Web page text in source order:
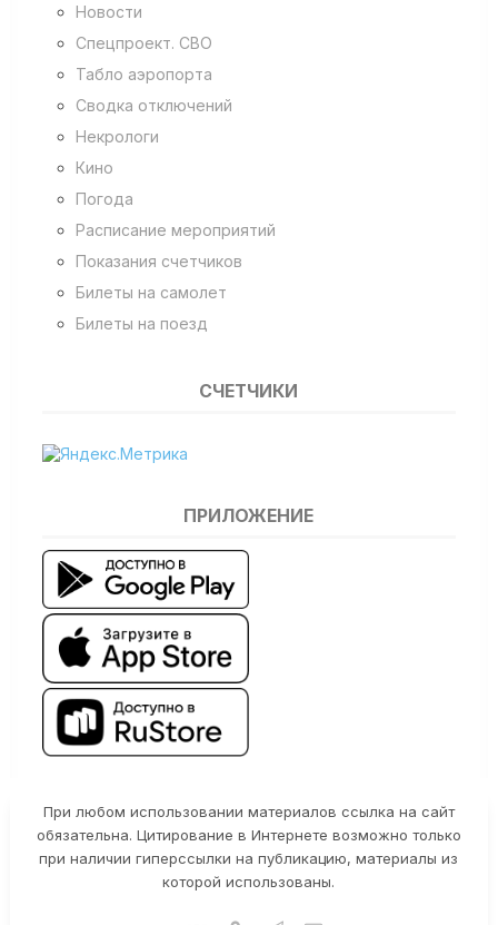
Новости
Спецпроект. СВО
Табло аэропорта
Сводка отключений
Некрологи
Кино
Погода
Расписание мероприятий
Показания счетчиков
Билеты на самолет
Билеты на поезд
СЧЕТЧИКИ
ПРИЛОЖЕНИЕ
При любом использовании материалов ссылка на сайт
обязательна. Цитирование в Интернете возможно только
при наличии гиперссылки на публикацию, материалы из
которой использованы.